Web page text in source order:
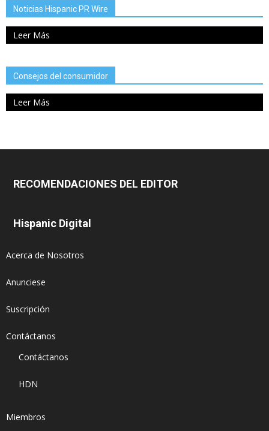
Noticias Hispanic PR Wire
Leer Más
Consejos del consumidor
Leer Más
RECOMENDACIONES DEL EDITOR
Hispanic Digital
Acerca de Nosotros
Anunciese
Suscripción
Contáctanos
Contáctanos
HDN
Miembros